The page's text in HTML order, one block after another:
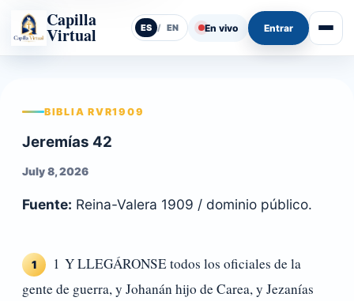
Capilla
Virtual ES / EN En vivo Entrar Abrir
BIBLIA RVR1909
Jeremías 42
July 8, 2026
Fuente: Reina-Valera 1909 / dominio público.
1
1 Y LLEGÁRONSE todos los oficiales de la
gente de guerra, y Johanán hijo de Carea, y Jezanías